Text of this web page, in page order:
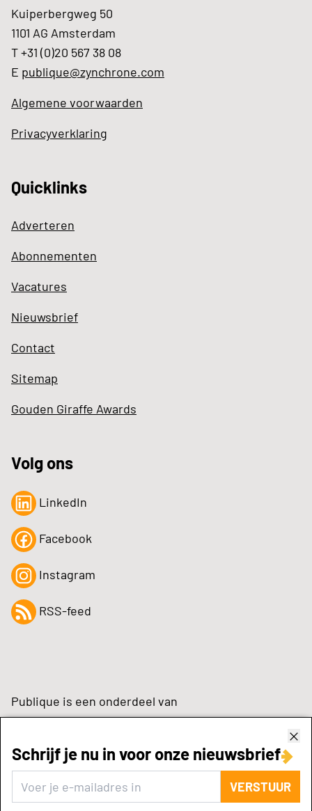
Schrijf je nu in voor onze nieuwsbrief
VERSTUUR
Kuiperbergweg 50
1101 AG Amsterdam
T +31 (0)20 567 38 08
E publique@zynchrone.com
Algemene voorwaarden
Privacyverklaring
Quicklinks
Adverteren
Abonnementen
Vacatures
Nieuwsbrief
Contact
Sitemap
Gouden Giraffe Awards
Volg ons
LinkedIn
Facebook
Instagram
RSS-feed
Publique is een onderdeel van
zynchrone.com